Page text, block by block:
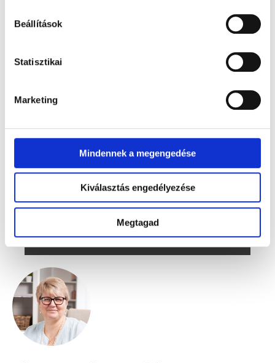
Beállítások
Statisztikai
Marketing
Mindennek a megengedése
Kiválasztás engedélyezése
Megtagad
Blog